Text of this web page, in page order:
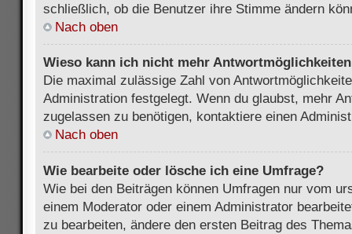
schließlich, ob die Benutzer ihre Stimme ändern
Nach oben
Wieso kann ich nicht mehr
Die maximal zulässige Zahl von
Administration festgelegt. Wenn du glaubst, mehr
zugelassen zu benötigen, kontaktiere einen
Nach oben
Wie bearbeite oder lösche ich eine Umfrage?
Wie bei den Beiträgen können Umfragen nur vom
einem Moderator oder einem Administrator
zu bearbeiten, ändere den ersten Beitrag des